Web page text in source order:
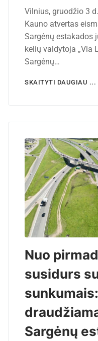
Vilnius, gruodžio 3
Kauno atvertas
Sargėnų estakados
kelių valdytoja „Via
Sargėnų…
SKAITYTI DAUGIAU ...
Nuo
susidurs
Sargėnų